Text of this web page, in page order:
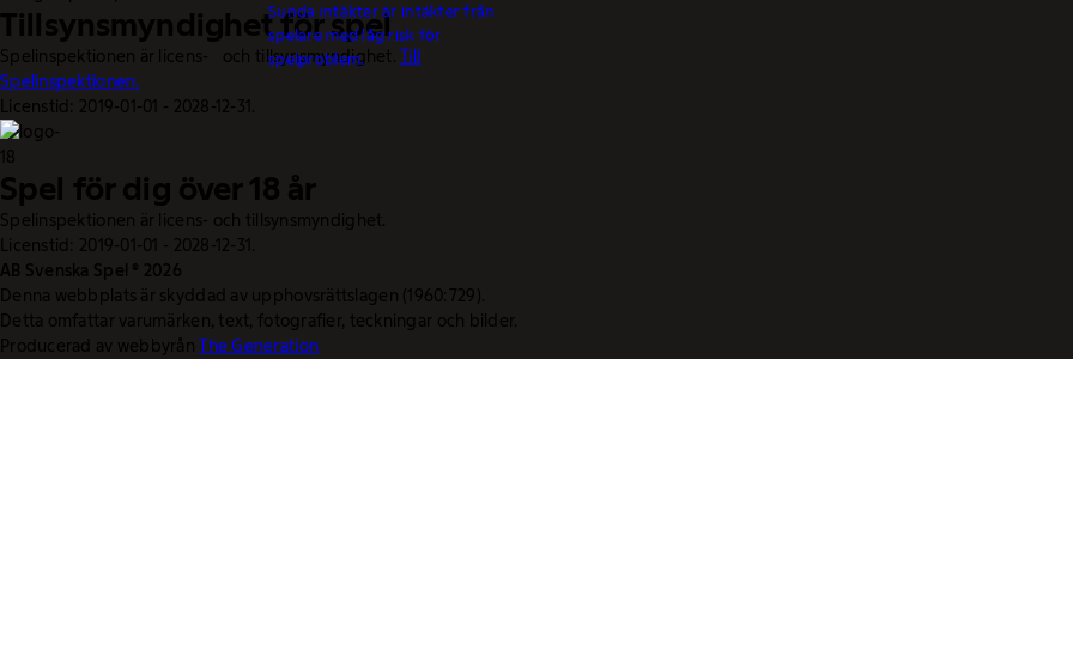
Sunda intäkter är intäkter från
spelare med låg risk för
spelproblem.
Tillsynsmyndighet för spel
Spelinspektionen är licens- och tillsynsmyndighet.Till
Spelinspektionen.
Licenstid: 2019-01-01 - 2028-12-31.
Spel för dig över 18 år
Spelinspektionen är licens- och tillsynsmyndighet.
Licenstid: 2019-01-01 - 2028-12-31.
AB Svenska Spel © 2026
Denna webbplats är skyddad av upphovsrättslagen (1960:729).
Detta omfattar varumärken, text, fotografier, teckningar och bilder.
Producerad av webbyrånThe Generation